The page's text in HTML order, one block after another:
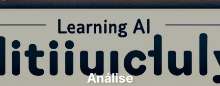
Pesquisar Início Arquivos Etiquetas
Categorias Links Sobre 🇵🇹 Português
Análise